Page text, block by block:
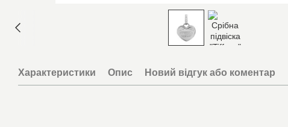
Характеристики Опис Новий відгук або коментар